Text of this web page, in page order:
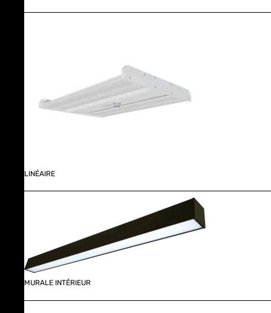
LINÉAIRE
MURALE INTÉRIEUR